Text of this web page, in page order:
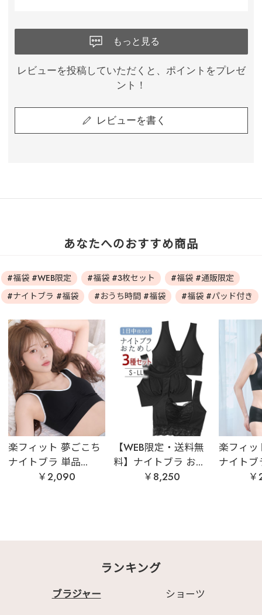
もっと見る
レビューを投稿していただくと、ポイントをプレゼ
ント！
レビューを書く
あなたへのおすすめ商品
#福袋 #WEB限定 #福袋 #3枚セット
#福袋 #通販限定
#ナイトブラ #福袋
#おうち時間 #福袋 #福袋 #パッド付き
楽フィット 夢ごこち
ナイトブラ 単品...
￥2,090
【WEB限定・送料無
料】ナイトブラ お...
￥8,250
楽フィッ
ナイトブ
ランキング
ブラジャー ショーツ